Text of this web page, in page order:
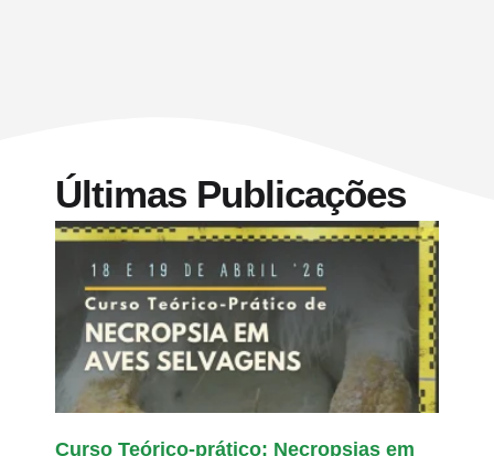
Últimas Publicações
Curso Teórico-prático: Necropsias em